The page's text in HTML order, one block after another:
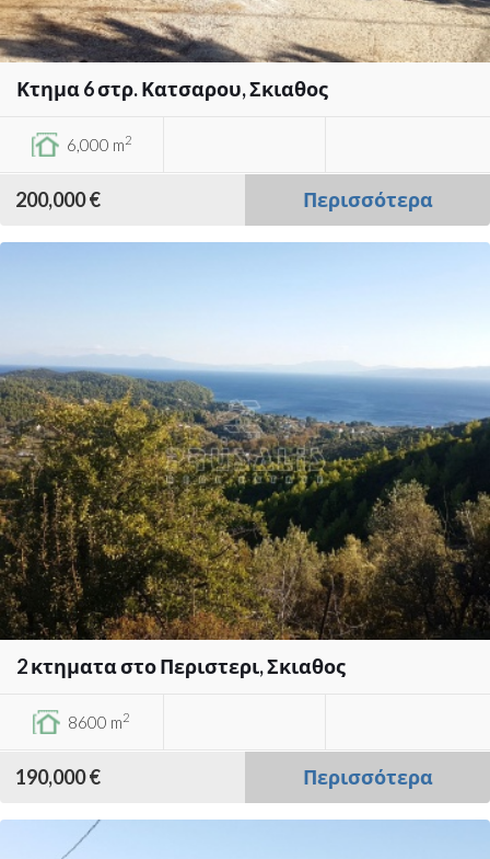
Κτημα 6 στρ. Κατσαρου, Σκιαθος
6,000 m2
200,000 € Περισσότερα
2 κτηματα στο Περιστερι, Σκιαθος
8600 m2
190,000 € Περισσότερα